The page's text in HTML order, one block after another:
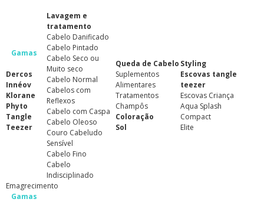
Gamas
Dercos
Innéov
Klorane
Phyto
Tangle
Teezer
Lavagem e
tratamento
Cabelo Danificado
Cabelo Pintado
Cabelo Seco ou
Muito seco
Cabelo Normal
Cabelos com
Reflexos
Cabelo com Caspa
Cabelo Oleoso
Couro Cabeludo
Sensível
Cabelo Fino
Cabelo
Indisciplinado
Queda de Cabelo
Suplementos
Alimentares
Tratamentos
Champôs
Coloração
Sol
Styling
Escovas tangle
teezer
Escovas Criança
Aqua Splash
Compact
Elite
Emagrecimento
Gamas